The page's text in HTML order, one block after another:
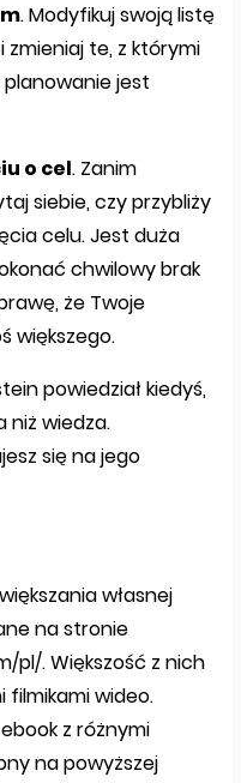
. Modyfikuj swoją listę
zmieniaj te, z którymi
planowanie jest
o cel. Zanim
siebie, czy przybliży
celu. Jest duża
chwilowy brak
że Twoje
większego.
powiedział kiedyś,
niż wiedza.
się na jego
własnej
na stronie
pl/. Większość z nich
filmikami wideo.
z różnymi
na powyższej